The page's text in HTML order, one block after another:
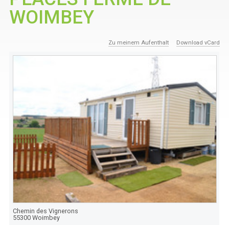
WOIMBEY
Zu meinem Aufenthalt Download vCard
Chemin des Vignerons
55300Woimbey